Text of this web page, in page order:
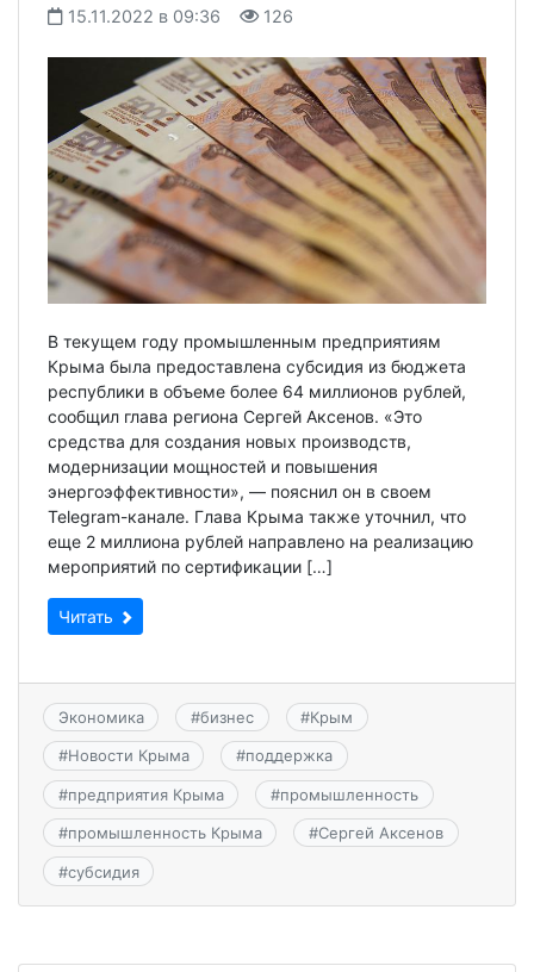
15.11.2022 в 09:36 126
В текущем году промышленным предприятиям
Крыма была предоставлена субсидия из бюджета
республики в объеме более 64 миллионов рублей,
сообщил глава региона Сергей Аксенов. «Это
средства для создания новых производств,
модернизации мощностей и повышения
энергоэффективности», — пояснил он в своем
Telegram-канале. Глава Крыма также уточнил, что
еще 2 миллиона рублей направлено на реализацию
мероприятий по сертификации […]
Читать
Экономика #бизнес #Крым
#Новости Крыма #поддержка
#предприятия Крыма #промышленность
#промышленность Крыма #Сергей Аксенов
#субсидия